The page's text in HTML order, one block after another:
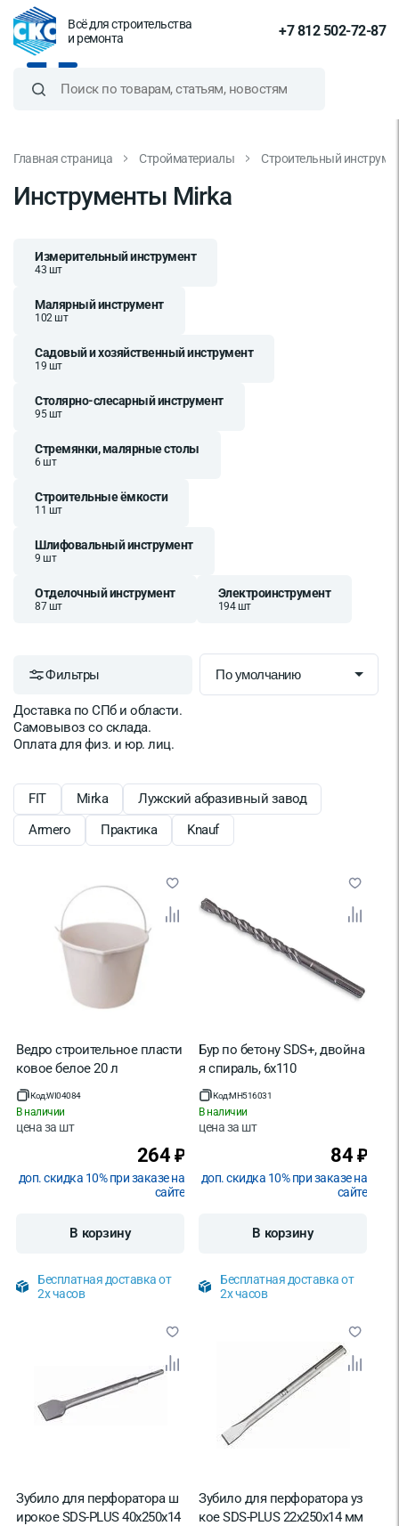
Всё для строительства
и ремонта
+7 812 502-72-87
Главная страница Стройматериалы Строительный
Инструменты Mirka
Измерительный инструмент
43 шт
Малярный инструмент
102 шт
Садовый и хозяйственный инструмент
19 шт
Столярно-слесарный инструмент
95 шт
Стремянки, малярные столы
6 шт
Строительные ёмкости
11 шт
Шлифовальный инструмент
9 шт
Отделочный инструмент
87 шт
Электроинструмент
194 шт
Доставка по СПб и области.
Самовывоз со склада.
Оплата для физ. и юр. лиц.
Фильтры
FIT Mirka
Лужский абразивный завод
Armero
Практика Knauf
Ведро строительное пласти
ковое белое 20 л
Код:WI04084
В наличии
цена за шт
264 ₽
доп. скидка 10% при заказе на
сайте
В корзину
Бесплатная доставка от
2х часов
Бур по бетону SDS+, двойна
я спираль, 6х110
Код:MH516031
В наличии
цена за шт
84 ₽
доп. скидка 10% при заказе на
сайте
В корзину
Бесплатная доставка от
2х часов
Зубило для перфоратора ш
ирокое SDS-PLUS 40х250х14
Зубило для перфоратора уз
кое SDS-PLUS 22х250х14 мм